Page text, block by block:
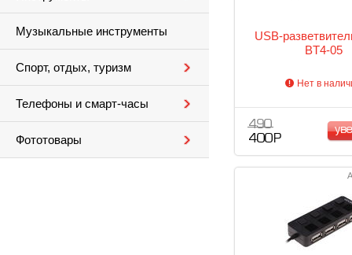
Музыкальные инструменты
Спорт, отдых, туризм
Телефоны и смарт-часы
Фототовары
USB-
BT4-05
Нет в
490
400 Р